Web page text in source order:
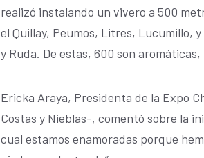
realizó instalando un vivero a 500
el Quillay, Peumos, Litres, Lucumillo,
y Ruda. De estas, 600 son
Ericka Araya, Presidenta de la Expo
Costas y Nieblas-, comentó sobre la
cual estamos enamoradas porque